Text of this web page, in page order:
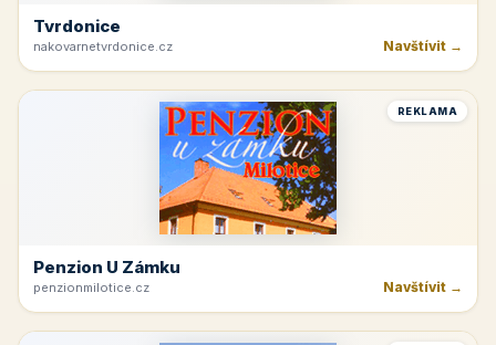
Tvrdonice
nakovarnetvrdonice.cz Navštívit →
REKLAMA
Penzion U Zámku
penzionmilotice.cz Navštívit →